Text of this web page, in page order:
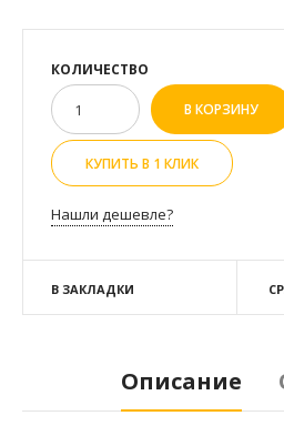
КОЛИЧЕСТВО
КУПИТЬ В 1 КЛИК
Нашли дешевле?
В ЗАКЛАДКИ
Описание